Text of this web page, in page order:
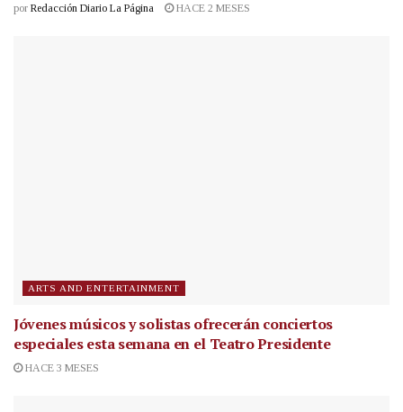
por Redacción Diario La Página HACE 2 MESES
ARTS AND ENTERTAINMENT
Jóvenes músicos y solistas ofrecerán conciertos
especiales esta semana en el Teatro Presidente
HACE 3 MESES